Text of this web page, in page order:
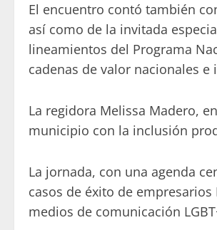
El encuentro contó también
así como de la invitada
lineamientos del Programa
cadenas de valor nacionales e
La regidora Melissa Madero,
municipio con la inclusión
La jornada, con una agenda
casos de éxito de
medios de comunicación